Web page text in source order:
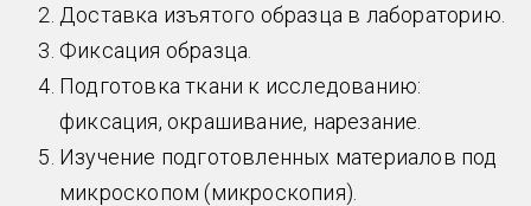
Доставка изъятого образца в лабораторию.
Фиксация образца.
Подготовка ткани к исследованию:
фиксация, окрашивание, нарезание.
Изучение подготовленных материалов под
микроскопом (микроскопия).